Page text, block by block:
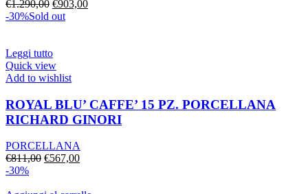
€1.290,00 Il
prezzo
€1.290,00.
€903,00Il
-30%Sold out
Leggi tutto
Quick view
Add to wishlist
ROYAL BLU’ CAFFE’ 15 PZ. PORCELLANA
RICHARD GINORI
PORCELLANA
€811,00 Il
€567,00Il
-30%